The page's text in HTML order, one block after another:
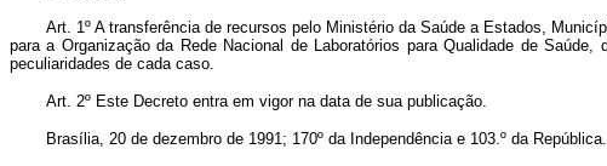
Art. 1º A transferência de recursos pelo Ministério da Saúde a Estados,
para a Organização da Rede Nacional de Laboratórios para Qualidade de
peculiaridades de cada caso.
Art. 2º Este Decreto entra em vigor na data de sua publicação.
Brasília, 20 de dezembro de 1991; 170º da Independência e 103.º da República.